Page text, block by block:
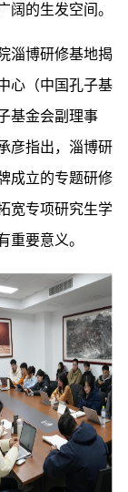
阔的生发空间。
博研修基地揭
心（中国孔子基
基金会副理事
彦指出，淄博研
成立的专题研修
宽专项研究生学
重要意义。